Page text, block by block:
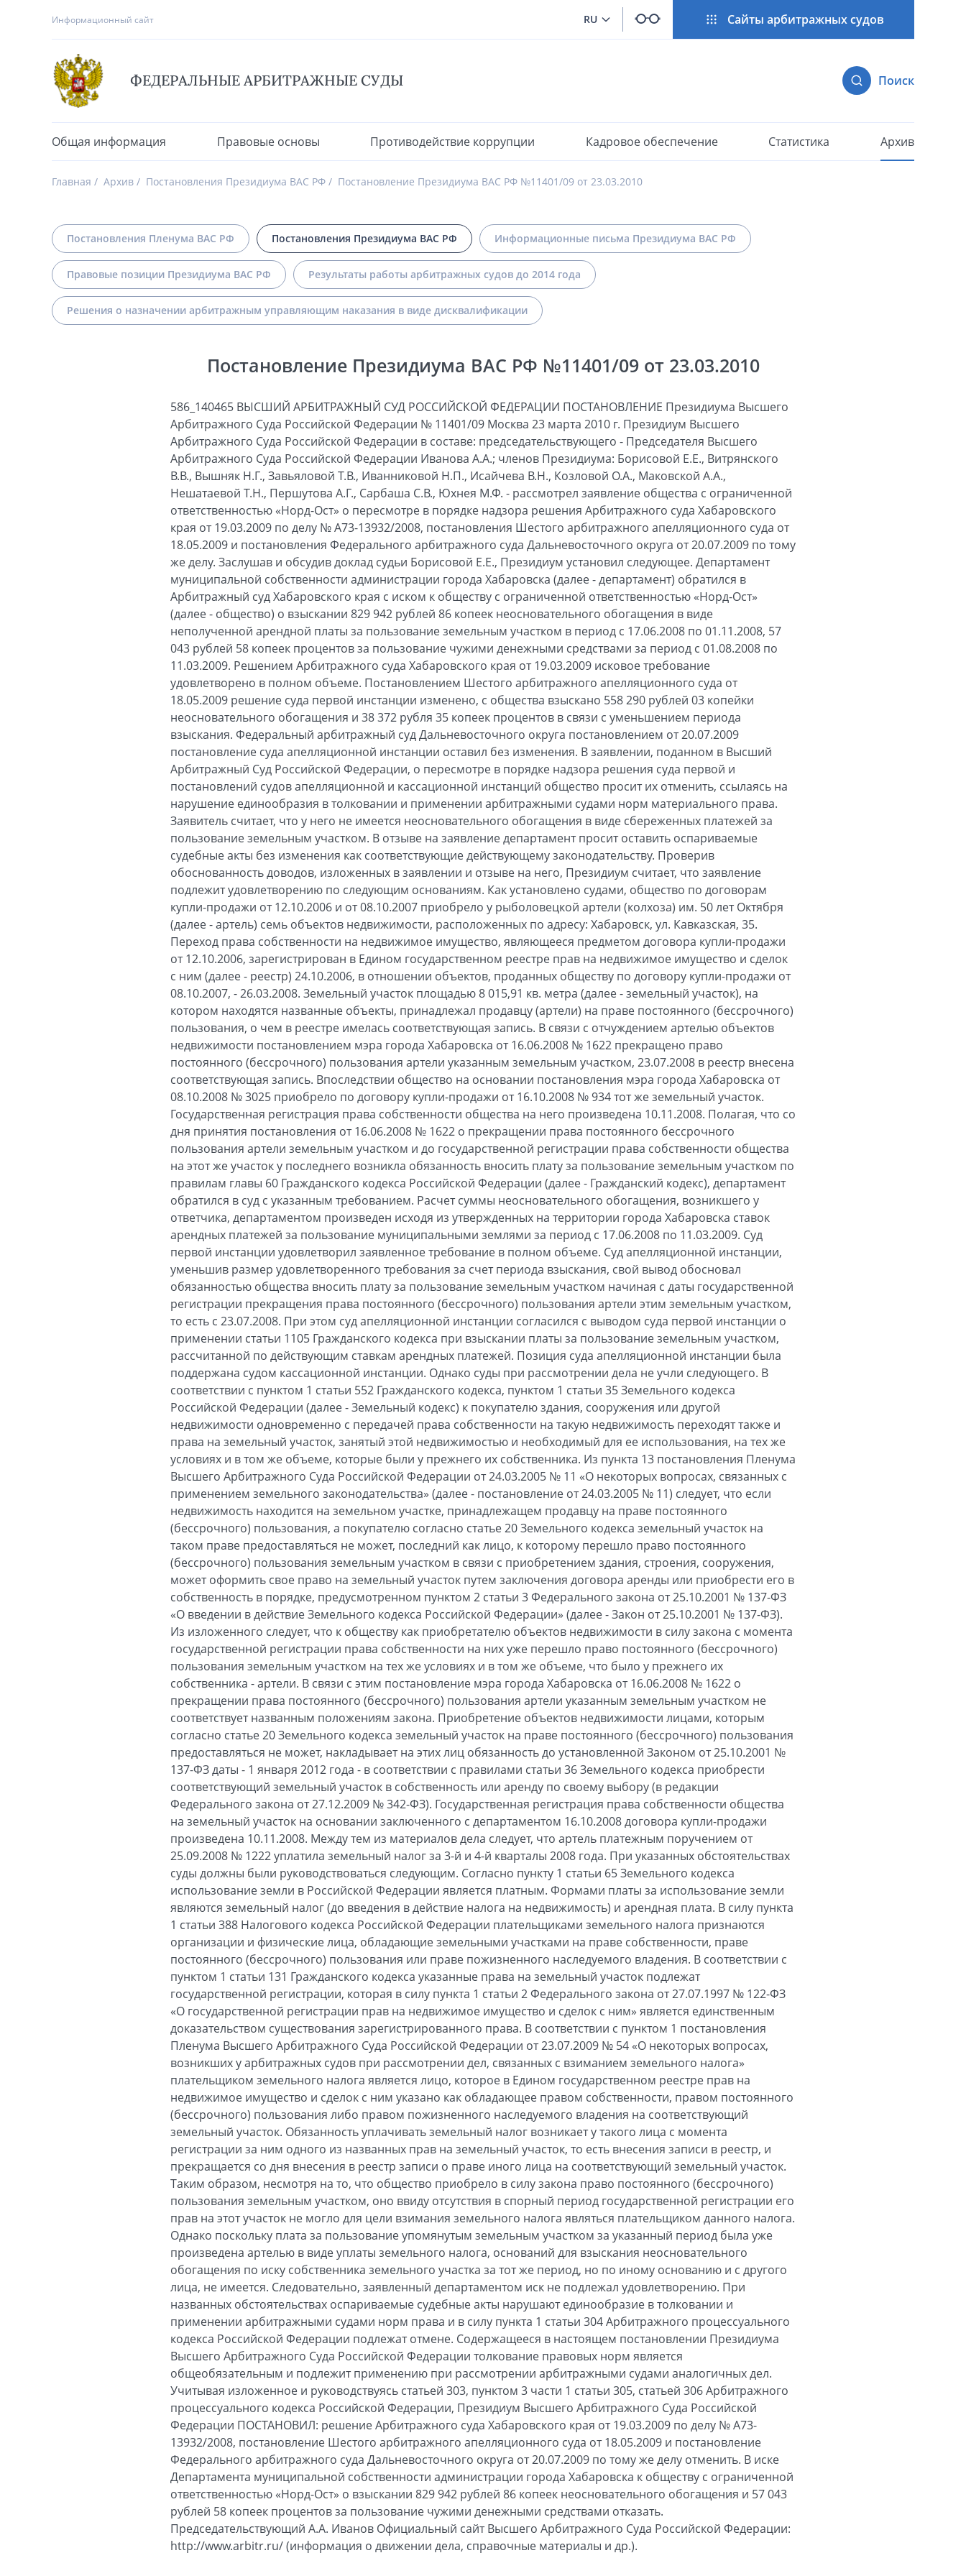
Информационный сайт RU Сайты арбитражных судов
ФЕДЕРАЛЬНЫЕ АРБИТРАЖНЫЕ СУДЫ Поиск
Общая информация Правовые основы Противодействие коррупции Кадровое обеспечение Статистика Архив
Главная Архив Постановления Президиума ВАС РФ Постановление Президиума ВАС РФ №11401/09 от 23.03.2010
Постановления Пленума ВАС РФ Постановления Президиума ВАС РФ Информационные письма Президиума ВАС РФ
Правовые позиции Президиума ВАС РФ Результаты работы арбитражных судов до 2014 года
Решения о назначении арбитражным управляющим наказания в виде дисквалификации
Постановление Президиума ВАС РФ №11401/09 от 23.03.2010
586_140465 ВЫСШИЙ АРБИТРАЖНЫЙ СУД РОССИЙСКОЙ ФЕДЕРАЦИИ ПОСТАНОВЛЕНИЕ Президиума Высшего Арбитражного Суда Российской Федерации № 11401/09 Москва 23 марта 2010 г. Президиум Высшего Арбитражного Суда Российской Федерации в составе: председательствующего - Председателя Высшего Арбитражного Суда Российской Федерации Иванова А.А.; членов Президиума: Борисовой Е.Е., Витрянского В.В., Вышняк Н.Г., Завьяловой Т.В., Иванниковой Н.П., Исайчева В.Н., Козловой О.А., Маковской А.А., Нешатаевой Т.Н., Першутова А.Г., Сарбаша С.В., Юхнея М.Ф. - рассмотрел заявление общества с ограниченной ответственностью «Норд-Ост» о пересмотре в порядке надзора решения Арбитражного суда Хабаровского края от 19.03.2009 по делу № А73-13932/2008, постановления Шестого арбитражного апелляционного суда от 18.05.2009 и постановления Федерального арбитражного суда Дальневосточного округа от 20.07.2009 по тому же делу. Заслушав и обсудив доклад судьи Борисовой Е.Е., Президиум установил следующее. Департамент муниципальной собственности администрации города Хабаровска (далее - департамент) обратился в Арбитражный суд Хабаровского края с иском к обществу с ограниченной ответственностью «Норд-Ост» (далее - общество) о взыскании 829 942 рублей 86 копеек неосновательного обогащения в виде неполученной арендной платы за пользование земельным участком в период с 17.06.2008 по 01.11.2008, 57 043 рублей 58 копеек процентов за пользование чужими денежными средствами за период с 01.08.2008 по 11.03.2009. Решением Арбитражного суда Хабаровского края от 19.03.2009 исковое требование удовлетворено в полном объеме. Постановлением Шестого арбитражного апелляционного суда от 18.05.2009 решение суда первой инстанции изменено, с общества взыскано 558 290 рублей 03 копейки неосновательного обогащения и 38 372 рубля 35 копеек процентов в связи с уменьшением периода взыскания. Федеральный арбитражный суд Дальневосточного округа постановлением от 20.07.2009 постановление суда апелляционной инстанции оставил без изменения. В заявлении, поданном в Высший Арбитражный Суд Российской Федерации, о пересмотре в порядке надзора решения суда первой и постановлений судов апелляционной и кассационной инстанций общество просит их отменить, ссылаясь на нарушение единообразия в толковании и применении арбитражными судами норм материального права. Заявитель считает, что у него не имеется неосновательного обогащения в виде сбереженных платежей за пользование земельным участком. В отзыве на заявление департамент просит оставить оспариваемые судебные акты без изменения как соответствующие действующему законодательству. Проверив обоснованность доводов, изложенных в заявлении и отзыве на него, Президиум считает, что заявление подлежит удовлетворению по следующим основаниям. Как установлено судами, общество по договорам купли-продажи от 12.10.2006 и от 08.10.2007 приобрело у рыболовецкой артели (колхоза) им. 50 лет Октября (далее - артель) семь объектов недвижимости, расположенных по адресу: Хабаровск, ул. Кавказская, 35. Переход права собственности на недвижимое имущество, являющееся предметом договора купли-продажи от 12.10.2006, зарегистрирован в Едином государственном реестре прав на недвижимое имущество и сделок с ним (далее - реестр) 24.10.2006, в отношении объектов, проданных обществу по договору купли-продажи от 08.10.2007, - 26.03.2008. Земельный участок площадью 8 015,91 кв. метра (далее - земельный участок), на котором находятся названные объекты, принадлежал продавцу (артели) на праве постоянного (бессрочного) пользования, о чем в реестре имелась соответствующая запись. В связи с отчуждением артелью объектов недвижимости постановлением мэра города Хабаровска от 16.06.2008 № 1622 прекращено право постоянного (бессрочного) пользования артели указанным земельным участком, 23.07.2008 в реестр внесена соответствующая запись. Впоследствии общество на основании постановления мэра города Хабаровска от 08.10.2008 № 3025 приобрело по договору купли-продажи от 16.10.2008 № 934 тот же земельный участок. Государственная регистрация права собственности общества на него произведена 10.11.2008. Полагая, что со дня принятия постановления от 16.06.2008 № 1622 о прекращении права постоянного бессрочного пользования артели земельным участком и до государственной регистрации права собственности общества на этот же участок у последнего возникла обязанность вносить плату за пользование земельным участком по правилам главы 60 Гражданского кодекса Российской Федерации (далее - Гражданский кодекс), департамент обратился в суд с указанным требованием. Расчет суммы неосновательного обогащения, возникшего у ответчика, департаментом произведен исходя из утвержденных на территории города Хабаровска ставок арендных платежей за пользование муниципальными землями за период с 17.06.2008 по 11.03.2009. Суд первой инстанции удовлетворил заявленное требование в полном объеме. Суд апелляционной инстанции, уменьшив размер удовлетворенного требования за счет периода взыскания, свой вывод обосновал обязанностью общества вносить плату за пользование земельным участком начиная с даты государственной регистрации прекращения права постоянного (бессрочного) пользования артели этим земельным участком, то есть с 23.07.2008. При этом суд апелляционной инстанции согласился с выводом суда первой инстанции о применении статьи 1105 Гражданского кодекса при взыскании платы за пользование земельным участком, рассчитанной по действующим ставкам арендных платежей. Позиция суда апелляционной инстанции была поддержана судом кассационной инстанции. Однако суды при рассмотрении дела не учли следующего. В соответствии с пунктом 1 статьи 552 Гражданского кодекса, пунктом 1 статьи 35 Земельного кодекса Российской Федерации (далее - Земельный кодекс) к покупателю здания, сооружения или другой недвижимости одновременно с передачей права собственности на такую недвижимость переходят также и права на земельный участок, занятый этой недвижимостью и необходимый для ее использования, на тех же условиях и в том же объеме, которые были у прежнего их собственника. Из пункта 13 постановления Пленума Высшего Арбитражного Суда Российской Федерации от 24.03.2005 № 11 «О некоторых вопросах, связанных с применением земельного законодательства» (далее - постановление от 24.03.2005 № 11) следует, что если недвижимость находится на земельном участке, принадлежащем продавцу на праве постоянного (бессрочного) пользования, а покупателю согласно статье 20 Земельного кодекса земельный участок на таком праве предоставляться не может, последний как лицо, к которому перешло право постоянного (бессрочного) пользования земельным участком в связи с приобретением здания, строения, сооружения, может оформить свое право на земельный участок путем заключения договора аренды или приобрести его в собственность в порядке, предусмотренном пунктом 2 статьи 3 Федерального закона от 25.10.2001 № 137-ФЗ «О введении в действие Земельного кодекса Российской Федерации» (далее - Закон от 25.10.2001 № 137-ФЗ). Из изложенного следует, что к обществу как приобретателю объектов недвижимости в силу закона с момента государственной регистрации права собственности на них уже перешло право постоянного (бессрочного) пользования земельным участком на тех же условиях и в том же объеме, что было у прежнего их собственника - артели. В связи с этим постановление мэра города Хабаровска от 16.06.2008 № 1622 о прекращении права постоянного (бессрочного) пользования артели указанным земельным участком не соответствует названным положениям закона. Приобретение объектов недвижимости лицами, которым согласно статье 20 Земельного кодекса земельный участок на праве постоянного (бессрочного) пользования предоставляться не может, накладывает на этих лиц обязанность до установленной Законом от 25.10.2001 № 137-ФЗ даты - 1 января 2012 года - в соответствии с правилами статьи 36 Земельного кодекса приобрести соответствующий земельный участок в собственность или аренду по своему выбору (в редакции Федерального закона от 27.12.2009 № 342-ФЗ). Государственная регистрация права собственности общества на земельный участок на основании заключенного с департаментом 16.10.2008 договора купли-продажи произведена 10.11.2008. Между тем из материалов дела следует, что артель платежным поручением от 25.09.2008 № 1222 уплатила земельный налог за 3-й и 4-й кварталы 2008 года. При указанных обстоятельствах суды должны были руководствоваться следующим. Согласно пункту 1 статьи 65 Земельного кодекса использование земли в Российской Федерации является платным. Формами платы за использование земли являются земельный налог (до введения в действие налога на недвижимость) и арендная плата. В силу пункта 1 статьи 388 Налогового кодекса Российской Федерации плательщиками земельного налога признаются организации и физические лица, обладающие земельными участками на праве собственности, праве постоянного (бессрочного) пользования или праве пожизненного наследуемого владения. В соответствии с пунктом 1 статьи 131 Гражданского кодекса указанные права на земельный участок подлежат государственной регистрации, которая в силу пункта 1 статьи 2 Федерального закона от 27.07.1997 № 122-ФЗ «О государственной регистрации прав на недвижимое имущество и сделок с ним» является единственным доказательством существования зарегистрированного права. В соответствии с пунктом 1 постановления Пленума Высшего Арбитражного Суда Российской Федерации от 23.07.2009 № 54 «О некоторых вопросах, возникших у арбитражных судов при рассмотрении дел, связанных с взиманием земельного налога» плательщиком земельного налога является лицо, которое в Едином государственном реестре прав на недвижимое имущество и сделок с ним указано как обладающее правом собственности, правом постоянного (бессрочного) пользования либо правом пожизненного наследуемого владения на соответствующий земельный участок. Обязанность уплачивать земельный налог возникает у такого лица с момента регистрации за ним одного из названных прав на земельный участок, то есть внесения записи в